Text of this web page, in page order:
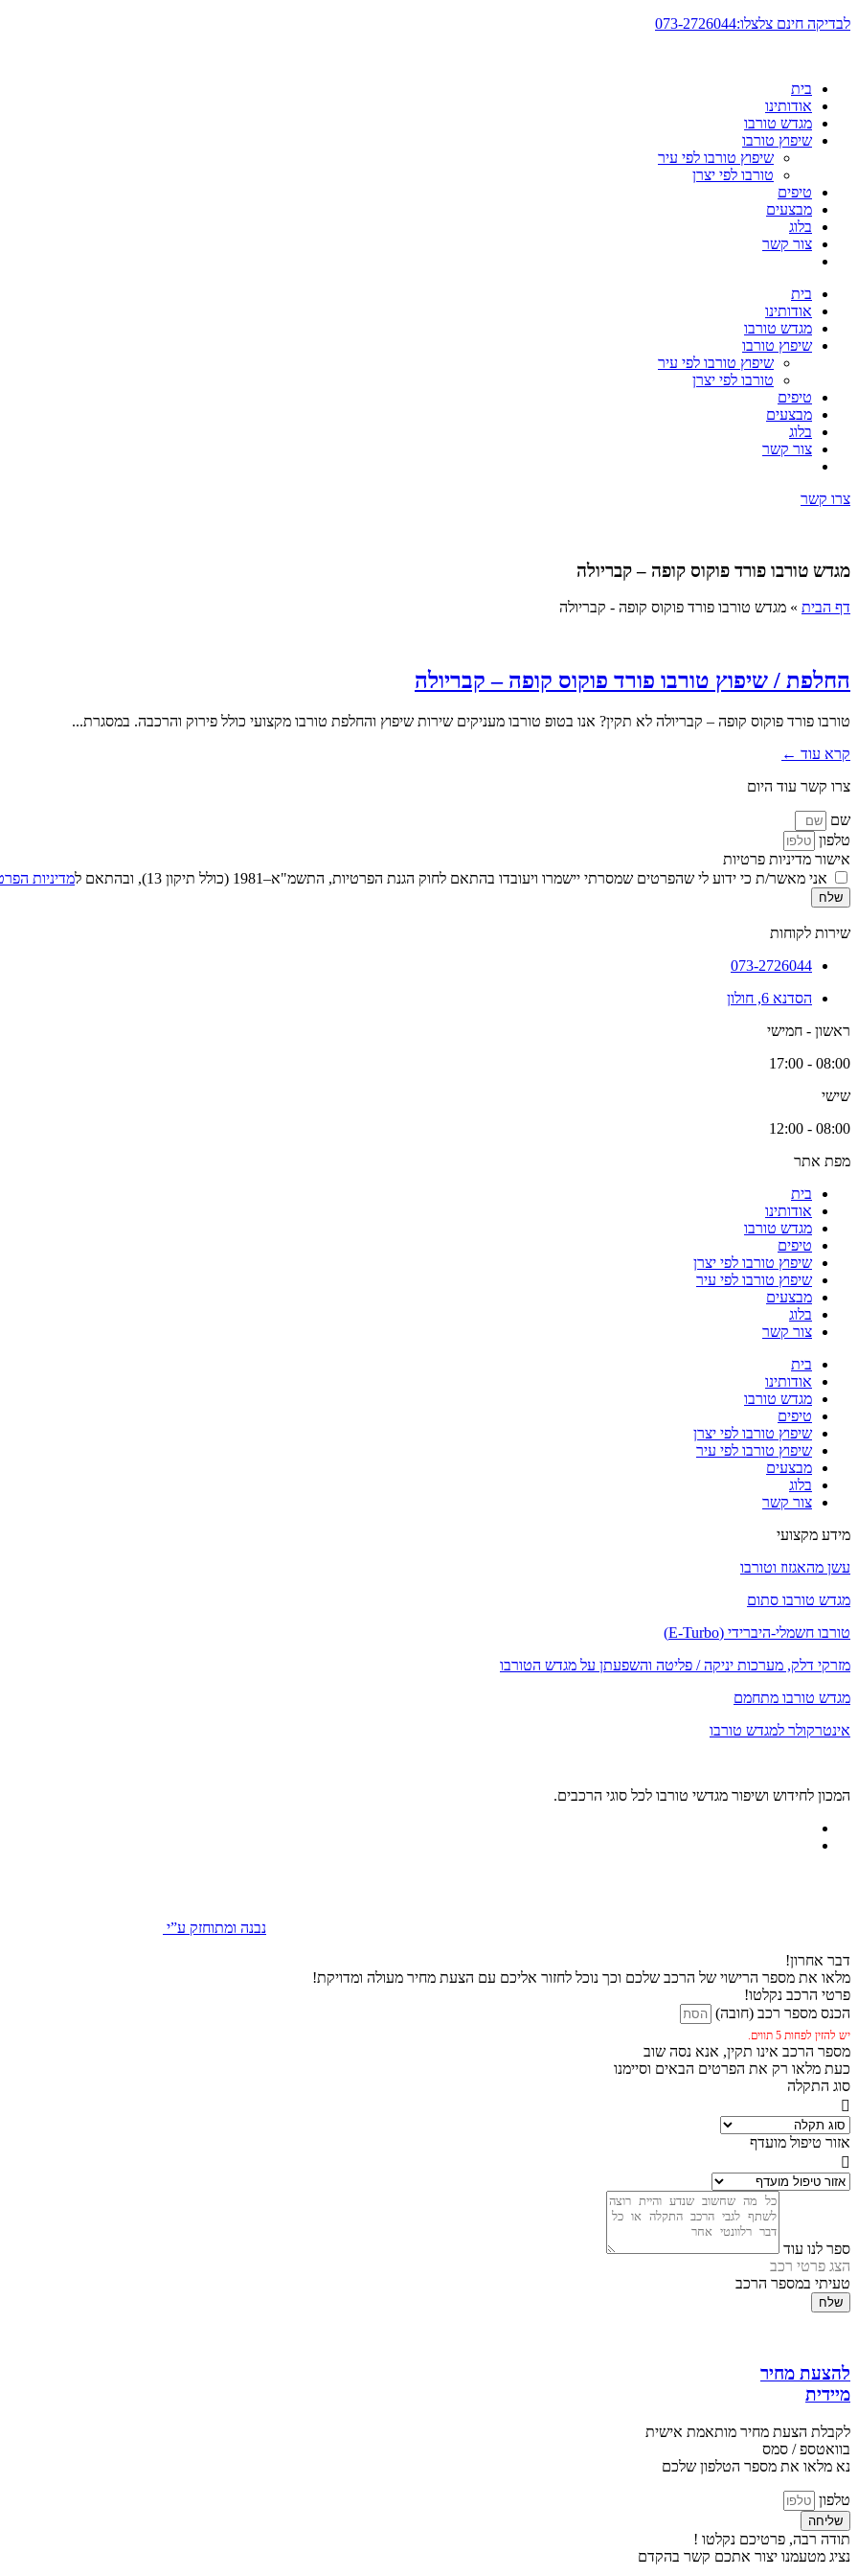
דלג
לבדיקה חינם צלצלו:073-2726044
בית
אודותינו
מגדש טורבו
שיפוץ טורבו
שיפוץ טורבו לפי עיר
טורבו לפי יצרן
טיפים
מבצעים
בלוג
צור קשר
בית
אודותינו
מגדש טורבו
שיפוץ טורבו
שיפוץ טורבו לפי עיר
טורבו לפי יצרן
טיפים
מבצעים
בלוג
צור קשר
צרו קשר
מגדש טורבו פורד פוקוס קופה – קבריולה
דף הבית » מגדש טורבו פורד פוקוס קופה - קבריולה
החלפת / שיפוץ טורבו פורד פוקוס קופה – קבריולה
טורבו פורד פוקוס קופה – קבריולה לא תקין? אנו בטופ טורבו מעניקים שירות שיפוץ והחלפת טורבו מקצועי כולל פירוק והרכבה. במסגרת...
קרא עוד ←
צרו קשר עוד היום
שם
טלפון
אישור מדיניות פרטיות
אני מאשר/ת כי ידוע לי שהפרטים שמסרתי יישמרו ויעובדו בהתאם לחוק הגנת הפרטיות, התשמ"א–1981 (כולל תיקון 13), ובהתאם ל
מדיניות
שלח
שירות לקוחות
073-2726044
הסדנא 6, חולון
ראשון - חמישי
08:00 - 17:00
שישי
08:00 - 12:00
מפת אתר
בית
אודותינו
מגדש טורבו
טיפים
שיפוץ טורבו לפי יצרן
שיפוץ טורבו לפי עיר
מבצעים
בלוג
צור קשר
בית
אודותינו
מגדש טורבו
טיפים
שיפוץ טורבו לפי יצרן
שיפוץ טורבו לפי עיר
מבצעים
בלוג
צור קשר
מידע מקצועי
עשן מהאגזוז וטורבו
מגדש טורבו סתום
טורבו חשמלי-היברידי (E-Turbo)
מזרקי דלק, מערכות יניקה / פליטה והשפעתן על מגדש הטורבו
מגדש טורבו מתחמם
אינטרקולר למגדש טורבו
המכון לחידוש ושיפור מגדשי טורבו לכל סוגי הרכבים.
נבנה ומתוחזק ע”י
דבר אחרון!
מלאו את מספר הרישוי של הרכב שלכם וכך נוכל לחזור אליכם עם הצעת מחיר מעולה ומדויקת!
פרטי הרכב נקלטו!
הכנס מספר רכב (חובה)
יש להזין לפחות 5 תווים.
מספר הרכב אינו תקין, אנא נסה שוב
כעת מלאו רק את הפרטים הבאים וסיימנו
סוג התקלה
אזור טיפול מועדף
ספר לנו עוד
הצג פרטי רכב
טעיתי במספר הרכב
שלח
להצעת מחיר
מיידית
לקבלת הצעת מחיר מותאמת אישית
בוואטספ / סמס
נא מלאו את מספר הטלפון שלכם
טלפון
שליחה
תודה רבה, פרטיכם נקלטו !
נציג מטעמנו יצור אתכם קשר בהקדם